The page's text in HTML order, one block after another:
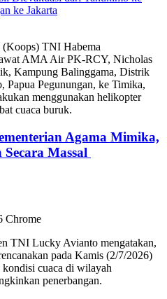
TNI Habema
AMA Air PK-RCY, Nicholas
Kampung Balinggama, Distrik
Papua Pegunungan, ke Timika,
menggunakan helikopter
cuaca buruk.
Agama Mimika,
Massal
TNI Lucky Avianto mengatakan,
pada Kamis (2/7/2026)
kondisi cuaca di wilayah
penerbangan.